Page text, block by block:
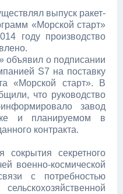
выпуск ракет-
«Морской старт»
году производство
о подписании
S7 на поставку
«Морской старт». В
что руководство
завод
и планируемом в
контракта.
секретного
военно-космической
с потребностью